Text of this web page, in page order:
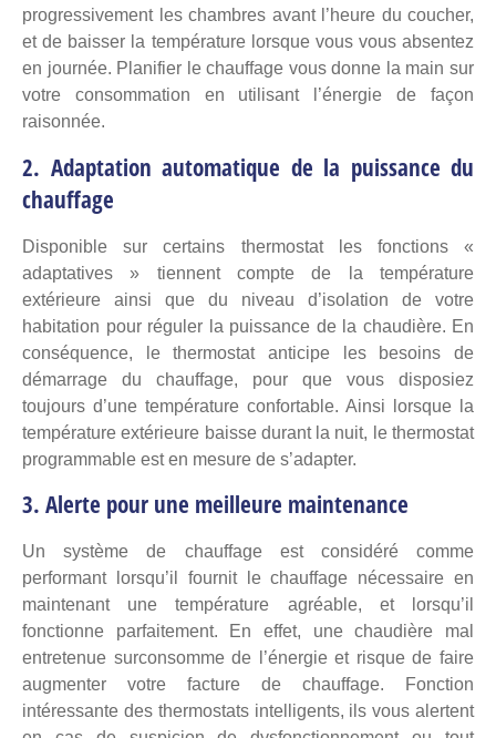
progressivement les chambres avant l’heure du coucher,
et de baisser la température lorsque vous vous absentez
en journée. Planifier le chauffage vous donne la main sur
votre consommation en utilisant l’énergie de façon
raisonnée.
2. Adaptation automatique de la puissance du
chauffage
Disponible sur certains thermostatles fonctions «
adaptatives » tiennent compte de la température
extérieure ainsi que du niveau d’isolation de votre
habitation pour réguler la puissance de la chaudière. En
conséquence, le thermostat anticipe les besoins de
démarrage du chauffage, pour que vous disposiez
toujours d’une température confortable. Ainsi lorsque la
température extérieure baisse durant la nuit, le thermostat
programmable est en mesure de s’adapter.
3. Alerte pour une meilleure maintenance
Un système de chauffage est considéré comme
performant lorsqu’il fournit le chauffage nécessaire en
maintenant une température agréable, et lorsqu’il
fonctionne parfaitement. En effet, une chaudière mal
entretenue surconsomme de l’énergie et risque de faire
augmenter votre facture de chauffage. Fonction
intéressante des thermostats intelligents, ils vous alertent